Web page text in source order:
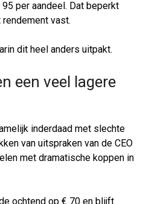
per aandeel. Dat beperkt
vast.
dit heel anders uitpakt.
een veel lagere
inderdaad met slechte
van uitspraken van de CEO
met dramatische koppen in
ochtend op € 70 en blijft